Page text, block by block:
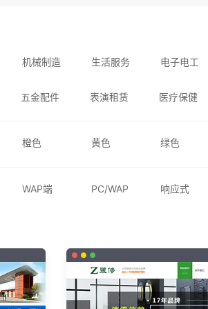
机械制造 生活服务 电子电工
五金配件 表演租赁 医疗保健
橙色 黄色 绿色
WAP端 PC/WAP 响应式